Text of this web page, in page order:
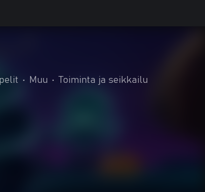
• Muu • Toiminta ja seikkailu